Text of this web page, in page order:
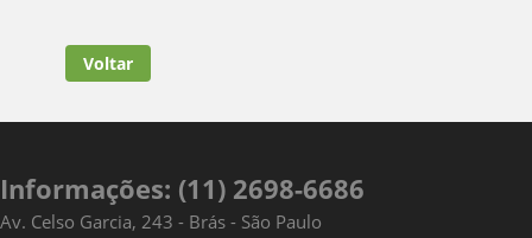
Voltar
Informações: (11) 2698-6686
Av. Celso Garcia, 243 - Brás - São Paulo